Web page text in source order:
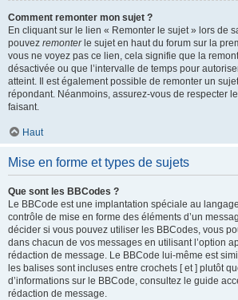
Comment remonter mon sujet ?
En cliquant sur le lien « Remonter le sujet » lors de
pouvez remonterle sujet en haut du forum sur la
vous ne voyez pas ce lien, cela signifie que la
désactivée ou que l’intervalle de temps pour
atteint. Il est également possible de remonter un
répondant. Néanmoins, assurez-vous de respecter
faisant.
Haut
Mise en forme et types de sujets
Que sont les BBCodes ?
Le BBCode est une implantation spéciale au
contrôle de mise en forme des éléments d’un
décider si vous pouvez utiliser les BBCodes, vous
dans chacun de vos messages en utilisant l’option
rédaction de message. Le BBCode lui-même est
les balises sont incluses entre crochets [ et ] plutôt
d’informations sur le BBCode, consultez le guide
rédaction de message.